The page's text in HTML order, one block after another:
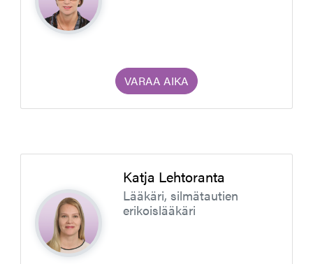
VARAA AIKA
Katja Lehtoranta
Lääkäri, silmätautien
erikoislääkäri